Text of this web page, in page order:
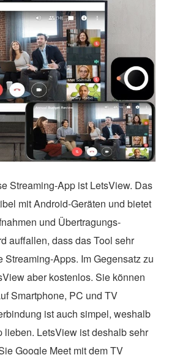
Streaming-App ist LetsView. Das
mit Android-Geräten und bietet
und Übertragungs-
auffallen, dass das Tool sehr
Apps. Im Gegensatz zu
aber kostenlos. Sie können
Smartphone, PC und TV
ist auch simpel, weshalb
lieben. LetsView ist deshalb sehr
Google Meet mit dem TV